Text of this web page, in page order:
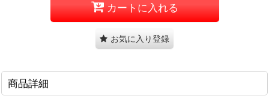
カートに入れる
お気に入り登録
商品詳細